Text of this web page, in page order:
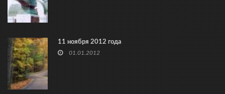
11 ноября 2012 года
01.01.2012